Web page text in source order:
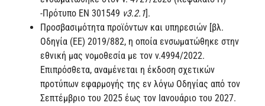
-Πρότυπο EN 301549 v3.2.1].
Προσβασιμότητα προϊόντων και υπηρεσιών [βλ.
Οδηγία (ΕΕ) 2019/882, η οποία ενσωματώθηκε στην
εθνική μας νομοθεσία με τον ν.4994/2022.
Επιπρόσθετα, αναμένεται η έκδοση σχετικών
προτύπων εφαρμογής της εν λόγω Οδηγίας από τον
Σεπτέμβριο του 2025 έως τον Ιανουάριο του 2027.